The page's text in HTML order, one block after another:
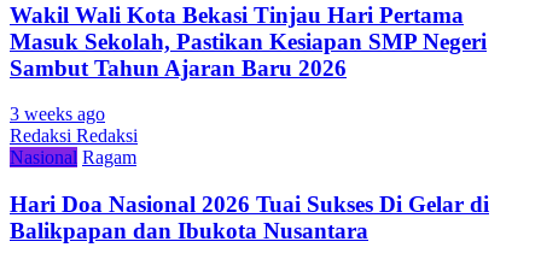
Wakil Wali Kota Bekasi Tinjau Hari Pertama
Masuk Sekolah, Pastikan Kesiapan SMP Negeri
Sambut Tahun Ajaran Baru 2026
3 weeks ago
Redaksi Redaksi
Nasional Ragam
Hari Doa Nasional 2026 Tuai Sukses Di Gelar di
Balikpapan dan Ibukota Nusantara